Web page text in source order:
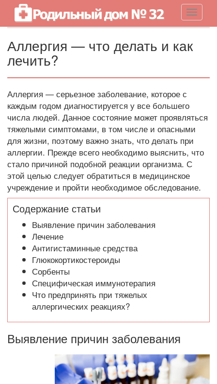
Аллергия — что делать и как
лечить?
Аллергия — серьезное заболевание, которое с
каждым годом диагностируется у все большего
числа людей. Данное состояние может проявляться
тяжелыми симптомами, в том числе и опасными
для жизни, поэтому важно знать, что делать при
аллергии. Прежде всего необходимо выяснить, что
стало причиной подобной реакции организма. С
этой целью следует обратиться в медицинское
учреждение и пройти необходимое обследование.
Содержание статьи
Выявление причин заболевания
Лечение
Антигистаминные средства
Глюкокортикостероиды
Сорбенты
Специфическая иммунотерапия
Что предпринять при тяжелых
аллергических реакциях?
Выявление причин заболевания